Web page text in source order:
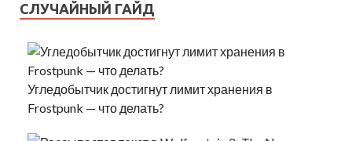
СЛУЧАЙНЫЙ ГАЙД
Угледобытчик достигнут лимит хранения в
Frostpunk — что делать?